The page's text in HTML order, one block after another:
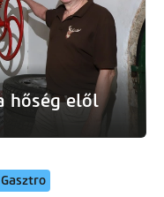
hőség elől
Gasztro